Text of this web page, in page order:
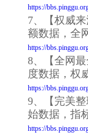
https://
7、【权威
额数据，全
https://
8、【全网
度数据，权
https://
9、【完美
始数据，指
https://